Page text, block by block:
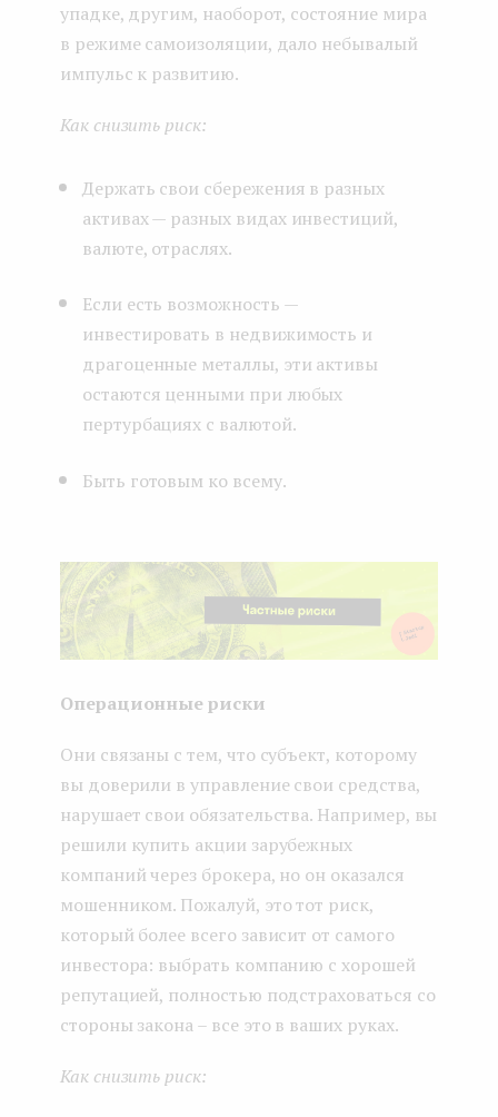
упадке, другим, наоборот, состояние мира
в режиме самоизоляции, дало небывалый
импульс к развитию.
Как снизить риск:
Держать свои сбережения в разных
активах — разных видах инвестиций,
валюте, отраслях.
Если есть возможность —
инвестировать в недвижимость и
драгоценные металлы, эти активы
остаются ценными при любых
пертурбациях с валютой.
Быть готовым ко всему.
Операционные риски
Они связаны с тем, что субъект, которому
вы доверили в управление свои средства,
нарушает свои обязательства. Например, вы
решили купить акции зарубежных
компаний через брокера, но он оказался
мошенником. Пожалуй, это тот риск,
который более всего зависит от самого
инвестора: выбрать компанию с хорошей
репутацией, полностью подстраховаться со
стороны закона – все это в ваших руках.
Как снизить риск: